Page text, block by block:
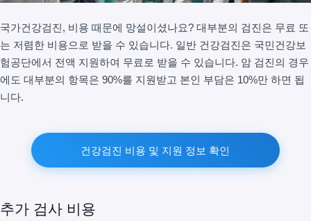
국가건강검진, 비용 때문에 망설이셨나요? 대부분의 검진은 무료 또
는 저렴한 비용으로 받을 수 있습니다. 일반 건강검진은 국민건강보
험공단에서 전액 지원하여 무료로 받을 수 있습니다. 암 검진의 경우
에도 대부분의 항목은 90%를 지원받고 본인 부담은 10%만 하면 됩
니다.
건강검진 비용 및 지원 정보 확인
추가 검사 비용